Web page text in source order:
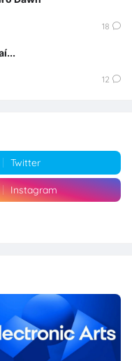
18
12
Twitter
Instagram